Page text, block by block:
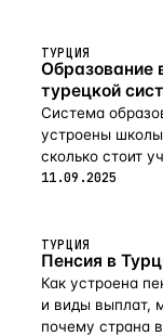
ТУРЦИЯ
Образование
турецкой
Система
устроены
сколько стоит
11.09.2025
ТУРЦИЯ
Пенсия в
Как устроена
и виды выплат,
почему страна